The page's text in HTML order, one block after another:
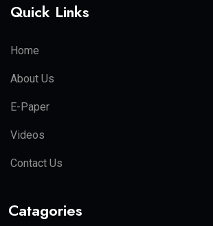
Quick Links
Home
About Us
E-Paper
Videos
Contact Us
Catagories